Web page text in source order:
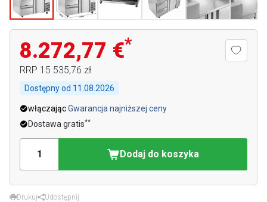
8.272,77 €*
RRP 15 535,76 zł
Dostępny od 11.08.2026
włączającGwarancja najniższej ceny
Dostawa gratis**
Dodaj do koszyka
Drukuj
Udostępnij